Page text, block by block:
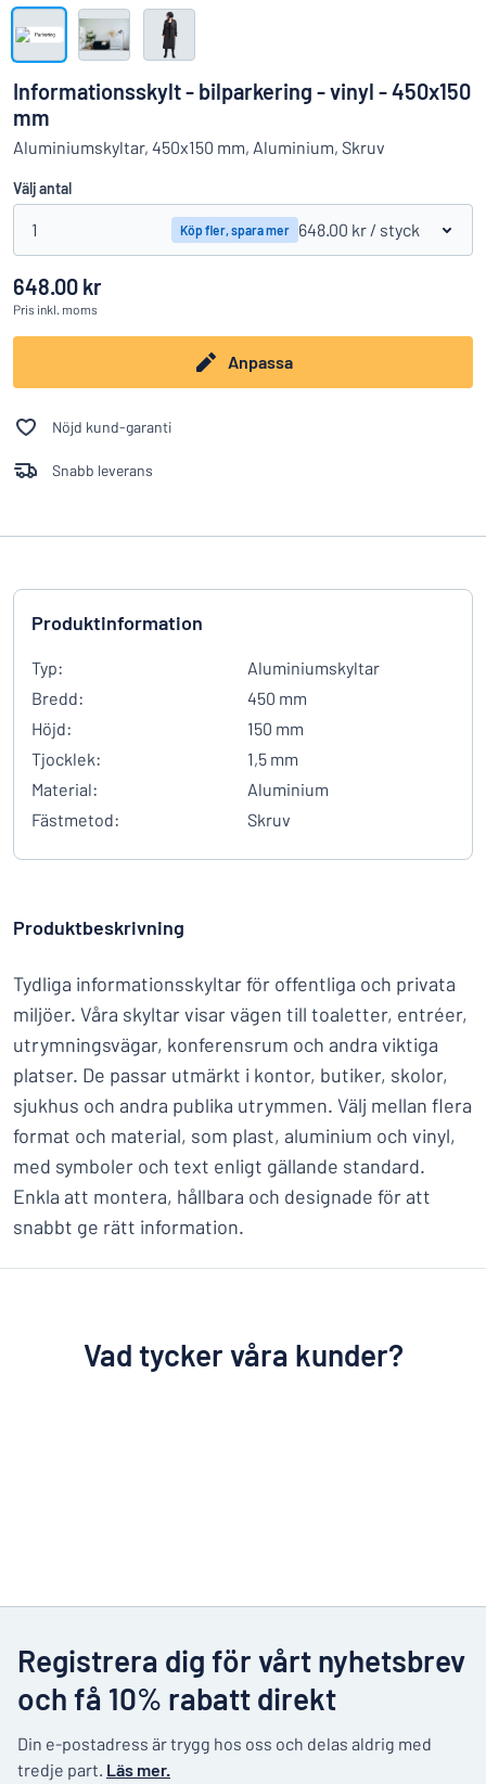
Hittar du inte det du söker?
Visa alla kategorier
Logga
in
Företag
Informationsskylt - bilparkering - vinyl - 450x150
mm
Aluminiumskyltar, 450x150 mm, Aluminium, Skruv
Välj antal
1 Köp fler, spara mer 648.00 kr / styck
648.00 kr
Pris inkl. moms
Anpassa
Nöjd kund-garanti
Snabb leverans
Produktinformation
Typ:
Aluminiumskyltar
Bredd:
450 mm
Höjd:
150 mm
Tjocklek:
1,5 mm
Material:
Aluminium
Fästmetod:
Skruv
Produktbeskrivning
Tydliga informationsskyltar för offentliga och privata
miljöer. Våra skyltar visar vägen till toaletter, entréer,
utrymningsvägar, konferensrum och andra viktiga
platser. De passar utmärkt i kontor, butiker, skolor,
sjukhus och andra publika utrymmen. Välj mellan flera
format och material, som plast, aluminium och vinyl,
med symboler och text enligt gällande standard.
Enkla att montera, hållbara och designade för att
snabbt ge rätt information.
Vad tycker våra kunder?
Registrera dig för vårt nyhetsbrev
och få 10% rabatt direkt
Din e-postadress är trygg hos oss och delas aldrig med
tredje part. Läs mer.